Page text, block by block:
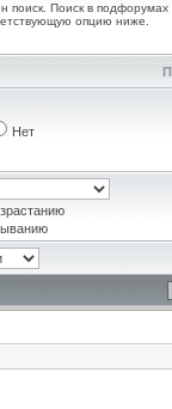
поиск. Поиск в подфорумах
опцию ниже.
Нет